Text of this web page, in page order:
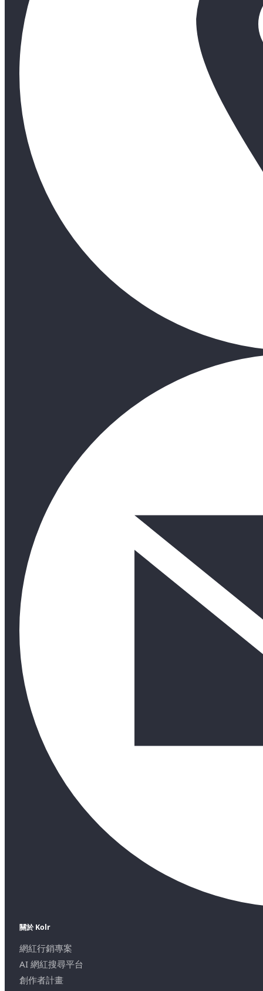
關於 Kolr
網紅行銷專案
AI 網紅搜尋平台
創作者計畫